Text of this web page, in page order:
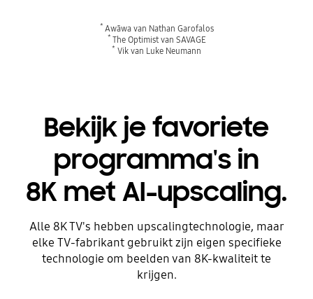
* Awāwa van Nathan Garofalos
* The Optimist van SAVAGE
* Vik van Luke Neumann
Bekijk je favoriete
programma's in
8K met AI-upscaling.
Alle 8K TV's hebben upscalingtechnologie, maar
elke TV-fabrikant gebruikt zijn eigen specifieke
technologie om beelden van 8K-kwaliteit te
krijgen.